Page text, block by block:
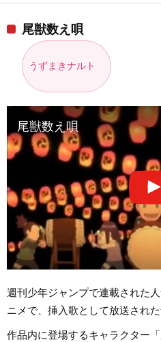
尾獣数え唄
うずまきナルト
尾獣数え唄
週刊少年ジャンプで連載された
ニメで、挿入歌として放送された
作品内に登場するキャラクター